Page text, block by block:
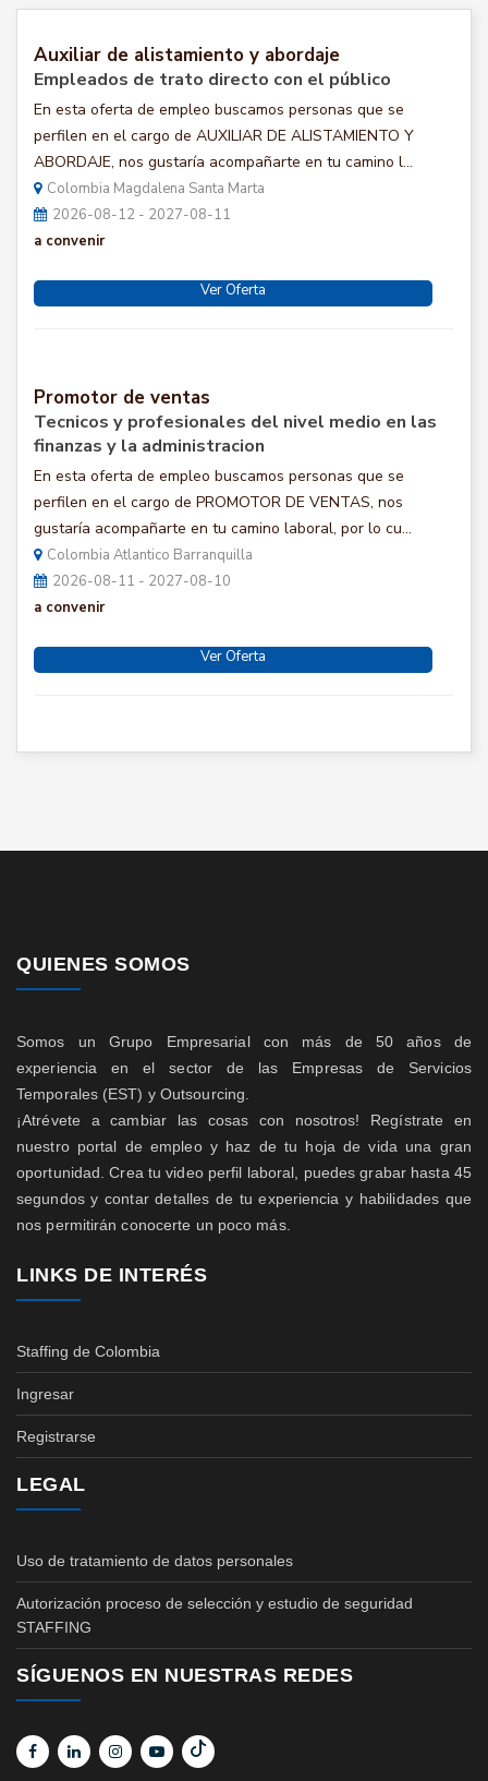
Auxiliar de alistamiento y abordaje
Empleados de trato directo con el público
En esta oferta de empleo buscamos personas que se
perfilen en el cargo de AUXILIAR DE ALISTAMIENTO Y
ABORDAJE, nos gustaría acompañarte en tu camino l...
Colombia Magdalena Santa Marta
2026-08-12 - 2027-08-11
a convenir
Ver Oferta
Promotor de ventas
Tecnicos y profesionales del nivel medio en las
finanzas y la administracion
En esta oferta de empleo buscamos personas que se
perfilen en el cargo de PROMOTOR DE VENTAS, nos
gustaría acompañarte en tu camino laboral, por lo cu...
Colombia Atlantico Barranquilla
2026-08-11 - 2027-08-10
a convenir
Ver Oferta
QUIENES SOMOS
Somos un Grupo Empresarial con más de 50 años de
experiencia en el sector de las Empresas de Servicios
Temporales (EST) y Outsourcing.
¡Atrévete a cambiar las cosas con nosotros! Regístrate en
nuestro portal de empleo y haz de tu hoja de vida una gran
oportunidad. Crea tu video perfil laboral, puedes grabar hasta 45
segundos y contar detalles de tu experiencia y habilidades que
nos permitirán conocerte un poco más.
LINKS DE INTERÉS
Staffing de Colombia
Ingresar
Registrarse
LEGAL
Uso de tratamiento de datos personales
Autorización proceso de selección y estudio de seguridad
STAFFING
SÍGUENOS EN NUESTRAS REDES